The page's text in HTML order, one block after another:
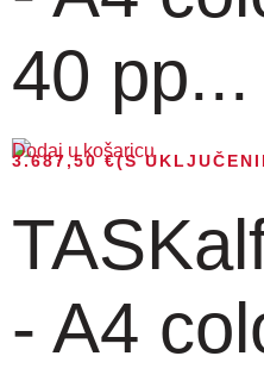
40 pp...
3.687,50€(S
Dodaj u košaricu
- A4